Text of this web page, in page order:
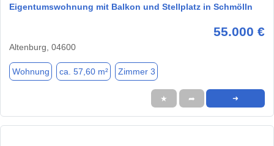
Eigentumswohnung mit Balkon und Stellplatz in Schmölln
55.000 €
Altenburg, 04600
Wohnung ca. 57,60 m² Zimmer 3
★ ➦ ➜